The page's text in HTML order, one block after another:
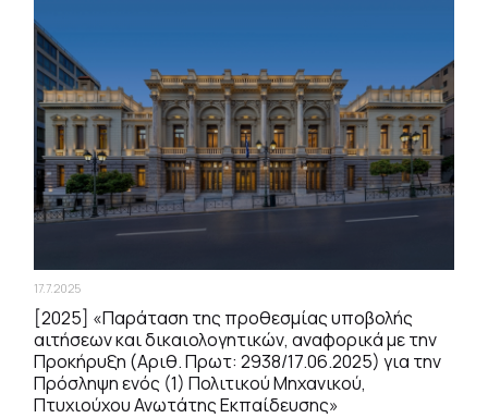
17.7.2025
[2025] «Παράταση της προθεσμίας υποβολής
αιτήσεων και δικαιολογητικών, αναφορικά με την
Προκήρυξη (Αριθ. Πρωτ: 2938/17.06.2025) για την
Πρόσληψη ενός (1) Πολιτικού Μηχανικού,
Πτυχιούχου Ανωτάτης Εκπαίδευσης»